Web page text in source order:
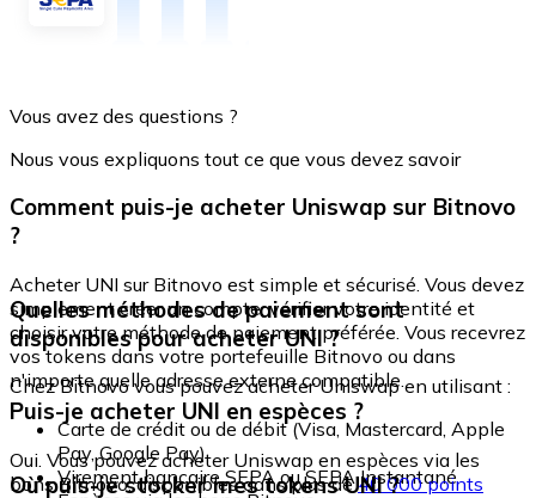
Vous avez des questions ?
Nous vous expliquons tout ce que vous devez savoir
Comment puis-je acheter Uniswap sur Bitnovo
?
Acheter UNI sur Bitnovo est simple et sécurisé. Vous devez
simplement créer un compte, vérifier votre identité et
choisir votre méthode de paiement préférée. Vous recevrez
vos tokens dans votre portefeuille Bitnovo ou dans
n'importe quelle adresse externe compatible.
Quelles méthodes de paiement sont
disponibles pour acheter UNI ?
Chez Bitnovo vous pouvez acheter Uniswap en utilisant :
Carte de crédit ou de débit (Visa, Mastercard, Apple
Pay, Google Pay)
Virement bancaire SEPA ou SEPA Instantané
Puis-je acheter UNI en espèces ?
Oui. Vous pouvez acheter Uniswap en espèces via les
bons Bitnovo, disponibles dans plus de40 000 points
Où puis-je stocker mes tokens UNI ?